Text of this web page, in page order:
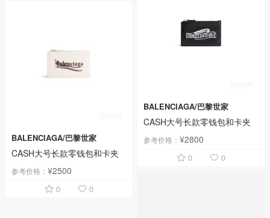
BALENCIAGA/巴黎世家
CASH大号长款零钱包和卡夹
参考价格：¥2800
0 0
BALENCIAGA/巴黎世家
CASH大号长款零钱包和卡夹
参考价格： ¥2500
0 0